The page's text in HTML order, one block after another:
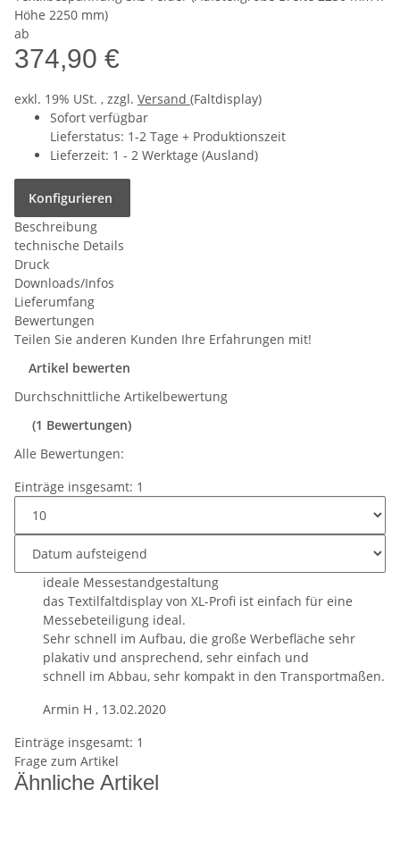
Höhe 2250 mm)
ab
374,90 €
exkl. 19% USt. , zzgl. Versand (Faltdisplay)
Sofort verfügbar
Lieferstatus: 1-2 Tage + Produktionszeit
Lieferzeit: 1 - 2 Werktage (Ausland)
Konfigurieren
Beschreibung
technische Details
Druck
Downloads/Infos
Lieferumfang
Bewertungen
Durchschnittliche Artikelbewertung
(1 Bewertungen)
Teilen Sie anderen Kunden Ihre Erfahrungen mit!
Artikel bewerten
Alle Bewertungen:
Einträge insgesamt: 1
ideale Messestandgestaltung
das Textilfaltdisplay von XL-Profi ist einfach für eine
Messebeteiligung ideal.
Sehr schnell im Aufbau, die große Werbefläche sehr
plakativ und ansprechend, sehr einfach und
schnell im Abbau, sehr kompakt in den Transportmaßen.
Armin H , 13.02.2020
Einträge insgesamt: 1
Frage zum Artikel
Ähnliche Artikel